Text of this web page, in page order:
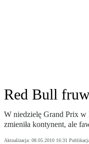
Red Bull
W niedzielę Grand Prix w
zmieniła kontynent, ale
Aktualizacja: 08.05.2010 16:31